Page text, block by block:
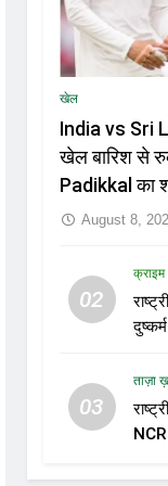
खेल
India vs Sri
खेल बारिश से
Padikkal का
August 8,
02
क्राइम
03
ताज़ा